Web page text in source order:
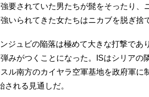
要されていた男たちが髭をそったり、
いられてきた女たちはニカブを脱ぎ捨
ジュビの陥落は極めて大きな打撃であ
みがつくことになった。ISはシリアの
ル南方のカイヤラ空軍基地を政府軍に
される見通しだ。